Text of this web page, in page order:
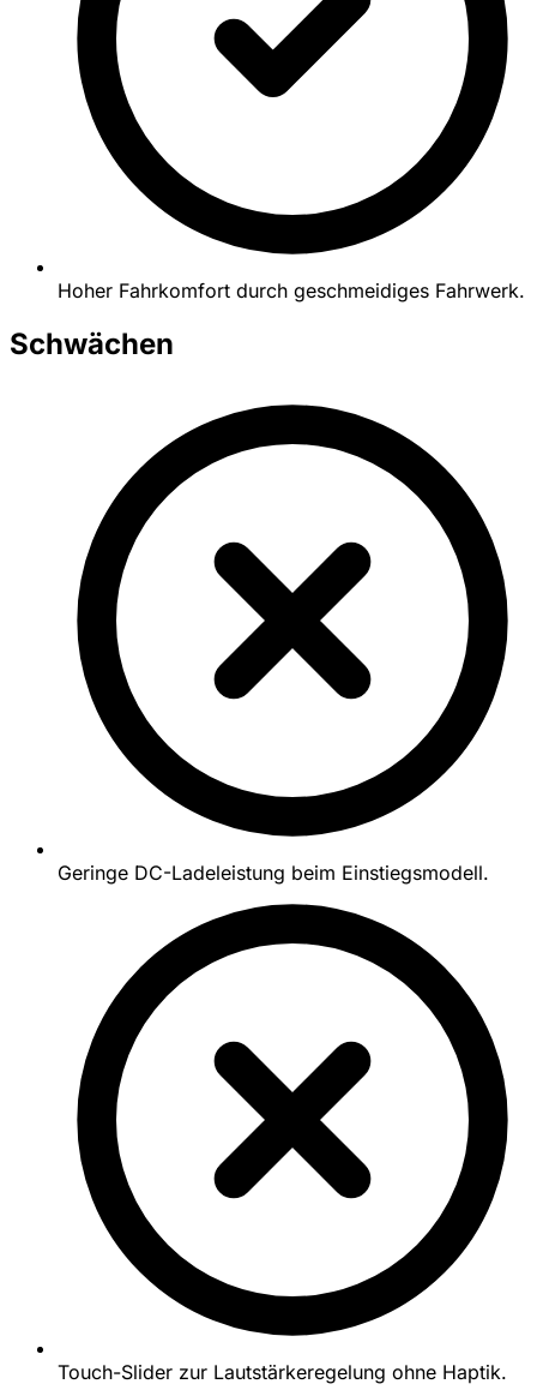
Hoher Fahrkomfort durch geschmeidiges Fahrwerk.
Schwächen
Geringe DC-Ladeleistung beim Einstiegsmodell.
Touch-Slider zur Lautstärkeregelung ohne Haptik.